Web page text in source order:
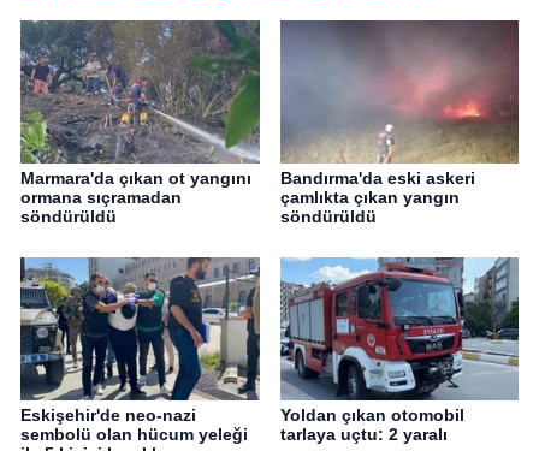
Marmara'da çıkan ot yangını
ormana sıçramadan
söndürüldü
Bandırma'da eski askeri
çamlıkta çıkan yangın
söndürüldü
Eskişehir'de neo-nazi
sembolü olan hücum yeleği
Yoldan çıkan otomobil
tarlaya uçtu: 2 yaralı